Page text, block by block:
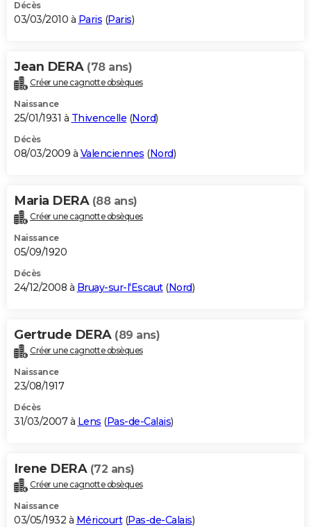
Décès
03/03/2010 à Paris (Paris)
Jean DERA (78 ans)
Créer une cagnotte obsèques
Naissance
25/01/1931 à Thivencelle (Nord)
Décès
08/03/2009 à Valenciennes (Nord)
Maria DERA (88 ans)
Créer une cagnotte obsèques
Naissance
05/09/1920
Décès
24/12/2008 à Bruay-sur-l'Escaut(Nord)
Gertrude DERA (89 ans)
Créer une cagnotte obsèques
Naissance
23/08/1917
Décès
31/03/2007 à Lens (Pas-de-Calais)
Irene DERA (72 ans)
Créer une cagnotte obsèques
Naissance
03/05/1932 à Méricourt(Pas-de-Calais)